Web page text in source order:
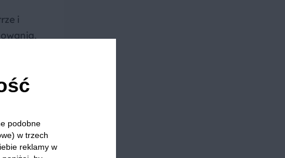
i
podobne
w trzech
reklamy w